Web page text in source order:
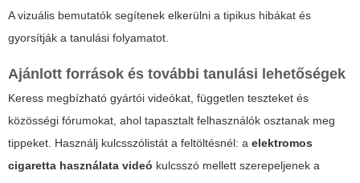
A vizuális bemutatók segítenek elkerülni a tipikus hibákat és
gyorsítják a tanulási folyamatot.
Ajánlott források és további tanulási lehetőségek
Keress megbízható gyártói videókat, független teszteket és
közösségi fórumokat, ahol tapasztalt felhasználók osztanak meg
tippeket. Használj kulcsszólistát a feltöltésnél: a elektromos
cigaretta használata videó kulcsszó mellett szerepeljenek a